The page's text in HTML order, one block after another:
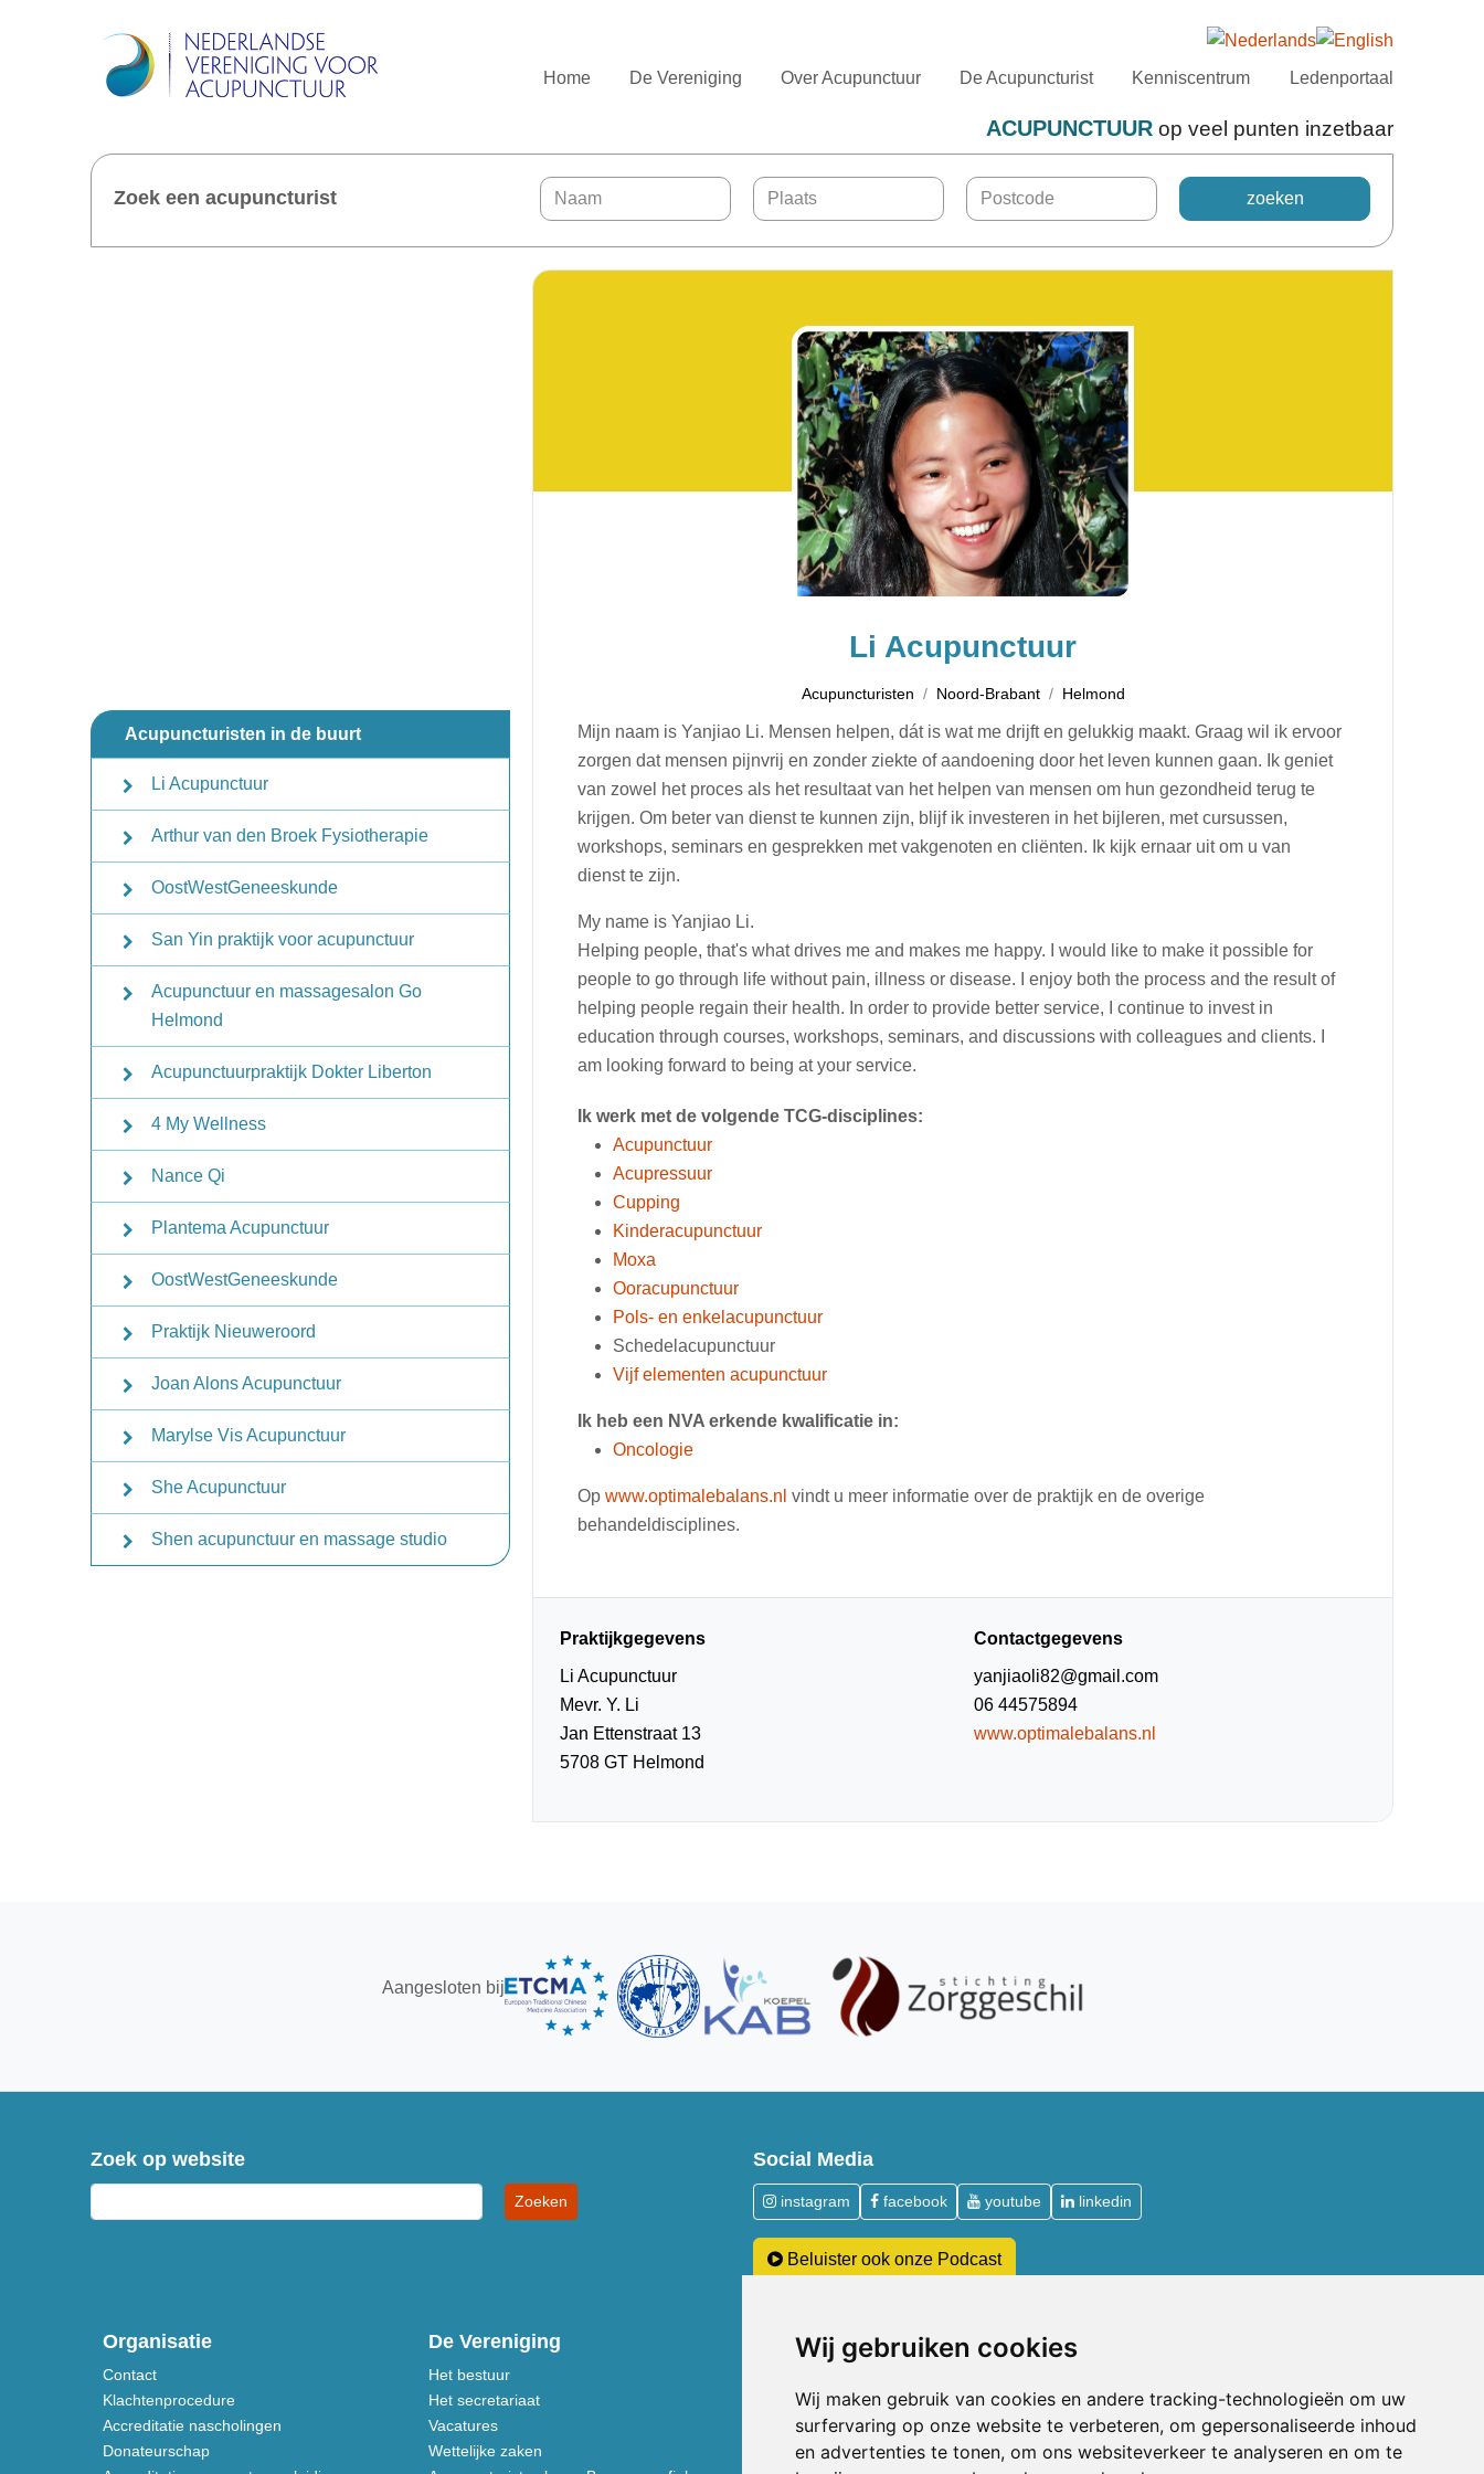
Wij gebruiken cookies
Wij maken gebruik van cookies en andere tracking-technologieën om uw
surfervaring op onze website te verbeteren, om gepersonaliseerde inhoud
en advertenties te tonen, om ons websiteverkeer te analyseren en om te
Home De Vereniging Over Acupunctuur De Acupuncturist Kenniscentrum Ledenportaal
ACUPUNCTUURop veel punten inzetbaar
Zoek een acupuncturist
Acupuncturisten in de buurt
Li Acupunctuur
Arthur van den Broek Fysiotherapie
OostWestGeneeskunde
San Yin praktijk voor acupunctuur
Acupunctuur en massagesalon Go
Helmond
Acupunctuurpraktijk Dokter Liberton
4 My Wellness
Nance Qi
Plantema Acupunctuur
OostWestGeneeskunde
Praktijk Nieuweroord
Joan Alons Acupunctuur
Marylse Vis Acupunctuur
She Acupunctuur
Shen acupunctuur en massage studio
Li Acupunctuur
Acupuncturisten Noord-Brabant Helmond
Mijn naam is Yanjiao Li. Mensen helpen, dát is wat me drijft en gelukkig maakt. Graag wil ik ervoor
zorgen dat mensen pijnvrij en zonder ziekte of aandoening door het leven kunnen gaan. Ik geniet
van zowel het proces als het resultaat van het helpen van mensen om hun gezondheid terug te
krijgen. Om beter van dienst te kunnen zijn, blijf ik investeren in het bijleren, met cursussen,
workshops, seminars en gesprekken met vakgenoten en cliënten. Ik kijk ernaar uit om u van
dienst te zijn.
My name is Yanjiao Li.
Helping people, that's what drives me and makes me happy. I would like to make it possible for
people to go through life without pain, illness or disease. I enjoy both the process and the result of
helping people regain their health. In order to provide better service, I continue to invest in
education through courses, workshops, seminars, and discussions with colleagues and clients. I
am looking forward to being at your service.
Ik werk met de volgende TCG-disciplines:
Acupunctuur
Acupressuur
Cupping
Kinderacupunctuur
Moxa
Ooracupunctuur
Pols- en enkelacupunctuur
Schedelacupunctuur
Vijf elementen acupunctuur
Ik heb een NVA erkende kwalificatie in:
Oncologie
Opwww.optimalebalans.nl vindt u meer informatie over de praktijk en de overige
behandeldisciplines.
Praktijkgegevens
Li Acupunctuur
Mevr. Y. Li
Jan Ettenstraat 13
5708 GT Helmond
Contactgegevens
yanjiaoli82@gmail.com
06 44575894
www.optimalebalans.nl
Aangesloten bij
Zoek op website Social Media
instagram facebook youtube linkedin
Beluister ook onze Podcast
Organisatie
Contact
Klachtenprocedure
Accreditatie nascholingen
Donateurschap
De Vereniging
Het bestuur
Het secretariaat
Vacatures
Wettelijke zaken
Over Acupunctuur
Acupunctuur toegelicht
Neem een kijkje in de praktijk
Voeding volgens de Vijf Elementen
Soorten lidmaatschap NVA
Toelatingsvoorwaarden
Aanmelden voor lidmaatschap